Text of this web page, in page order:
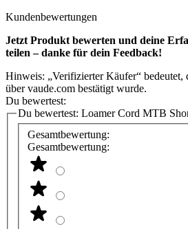
Kundenbewertungen
Jetzt Produkt bewerten und deine
teilen – danke für dein Feedback!
Hinweis: „Verifizierter Käufer“ bedeutet,
über vaude.com bestätigt wurde.
Du bewertest:
Du bewertest: Loamer Cord MTB
Gesamtbewertung:
Gesamtbewertung: